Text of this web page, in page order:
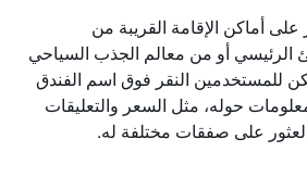
أماكن الإقامة القريبة من
أو من معالم الجذب السياحي
للمستخدمين النقر فوق اسم الفندق
حوله، مثل السعر والتعليقات
على صفقات مختلفة له.